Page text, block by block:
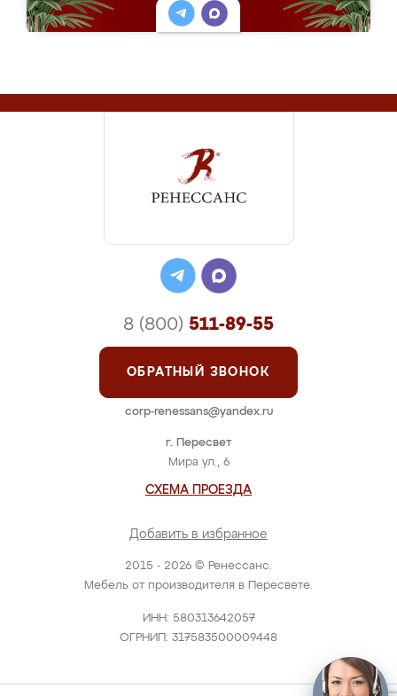
2015 - 2026 © Ренессанс.
Мебель от производителя в Пересвете.
ИНН: 580313642057
ОГРНИП: 317583500009448
г. Пересвет
Мира ул., 6
СХЕМА ПРОЕЗДА
Добавить в избранное
8 (800) 511-89-55
ОБРАТНЫЙ ЗВОНОК
corp-renessans@yandex.ru